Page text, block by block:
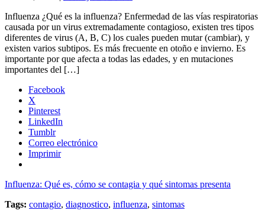
Influenza ¿Qué es la influenza? Enfermedad de las vías respiratorias
causada por un virus extremadamente contagioso, existen tres tipos
diferentes de virus (A, B, C) los cuales pueden mutar (cambiar), y
existen varios subtipos. Es más frecuente en otoño e invierno. Es
importante por que afecta a todas las edades, y en mutaciones
importantes del […]
Facebook
X
Pinterest
LinkedIn
Tumblr
Correo electrónico
Imprimir
Influenza: Qué es, cómo se contagia y qué sintomas presenta
Tags: contagio, diagnostico, influenza, sintomas